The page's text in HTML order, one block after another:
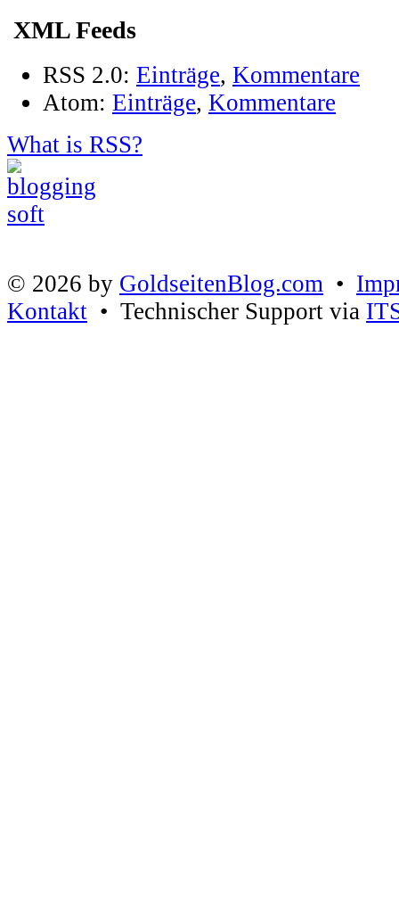
XML Feeds
RSS 2.0: Einträge, Kommentare
Atom: Einträge, Kommentare
What is RSS?
© 2026 by GoldseitenBlog.com •
Kontakt • Technischer Support via